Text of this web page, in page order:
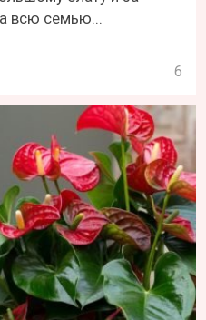
всю семью...
6